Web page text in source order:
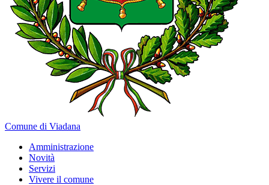
Comune di Viadana
Amministrazione
Novità
Servizi
Vivere il comune